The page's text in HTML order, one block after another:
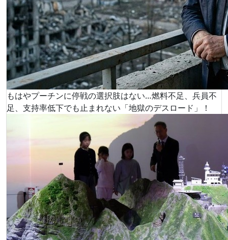
もはやプーチンに停戦の選択肢はない…燃料不足、兵員不
足、支持率低下でも止まれない「地獄のデスロード」！